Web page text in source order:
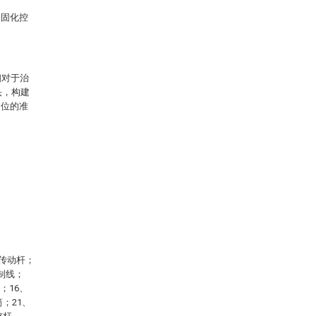
化控
于治
构建
的准
动杆；
线；
16、
21、